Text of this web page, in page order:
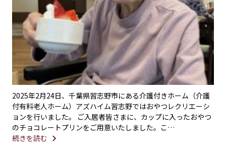
2025年2月24日、千葉県習志野市にある介護付きホーム（介護
付有料老人ホーム）アズハイム習志野ではおやつレクリエーシ
ョンを行いました。 ご入居者皆さまに、カップに入ったおやつ
のチョコレートプリンをご用意いたしました。こ…
続きを読む